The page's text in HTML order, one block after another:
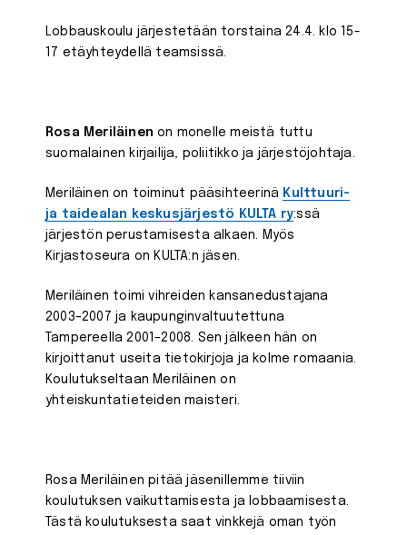
Lobbauskoulu järjestetään torstaina 24.4. klo 15-
17 etäyhteydellä teamsissä.
Rosa Meriläinen on monelle meistä tuttu
suomalainen kirjailija, poliitikko ja järjestöjohtaja.
Meriläinen on toiminut pääsihteerinä Kulttuuri-
ja taidealan keskusjärjestö KULTA ry:ssä
järjestön perustamisesta alkaen. Myös
Kirjastoseura on KULTA:n jäsen.
Meriläinen toimi vihreiden kansanedustajana
2003–2007 ja kaupunginvaltuutettuna
Tampereella 2001–2008. Sen jälkeen hän on
kirjoittanut useita tietokirjoja ja kolme romaania.
Koulutukseltaan Meriläinen on
yhteiskuntatieteiden maisteri.
Rosa Meriläinen pitää jäsenillemme tiiviin
koulutuksen vaikuttamisesta ja lobbaamisesta.
Tästä koulutuksesta saat vinkkejä oman työn